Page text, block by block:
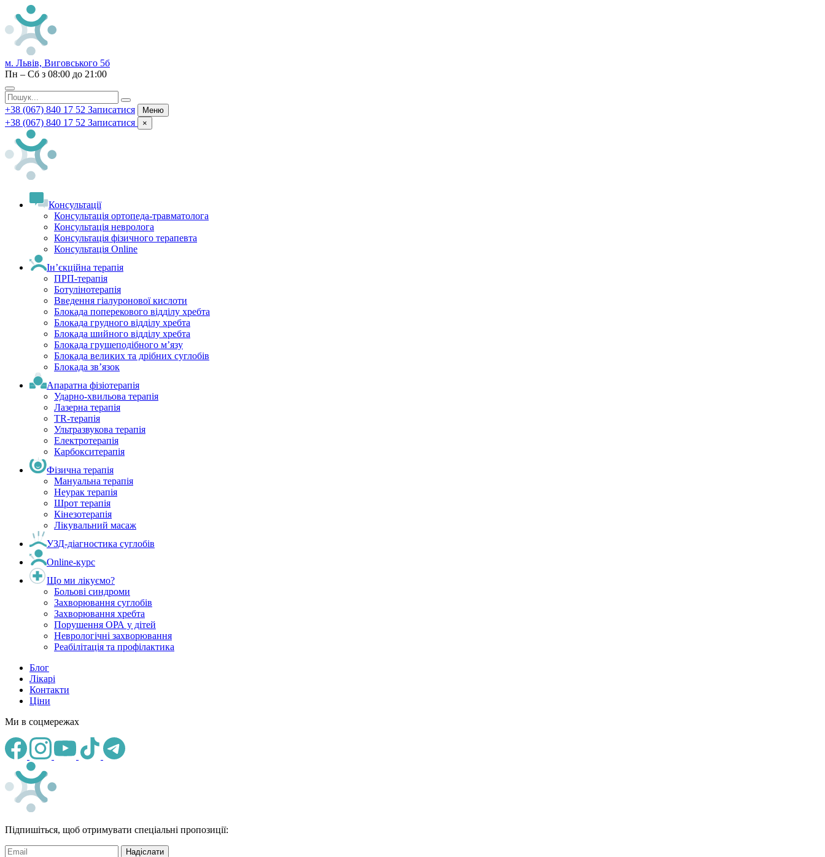
м. Львів, Виговського 5б
Пн – Сб з 08:00 до 21:00
+38 (067) 840 17 52 Записатися Меню
+38 (067) 840 17 52 Записатися ×
Консультації
Консультація ортопеда-травматолога
Консультація невролога
Консультація фізичного терапевта
Консультація Online
Ін’єкційна терапія
ПРП-терапія
Ботулінотерапія
Введення гіалуронової кислоти
Блокада поперекового відділу хребта
Блокада грудного відділу хребта
Блокада шийного відділу хребта
Блокада грушеподібного м’язу
Блокада великих та дрібних суглобів
Блокада зв’язок
Апаратна фізіотерапія
Ударно-хвильова терапія
Лазерна терапія
TR-терапія
Ультразвукова терапія
Електротерапія
Карбокситерапія
Фізична терапія
Мануальна терапія
Неурак терапія
Шрот терапія
Кінезотерапія
Лікувальний масаж
УЗД-діагностика суглобів
Online-курс
Що ми лікуємо?
Больові синдроми
Захворювання суглобів
Захворювання хребта
Порушення ОРА у дітей
Неврологічні захворювання
Реабілітація та профілактика
Блог
Лікарі
Контакти
Ціни
Ми в соцмережах
Підпишіться, щоб отримувати спеціальні пропозиції:
Надіслати